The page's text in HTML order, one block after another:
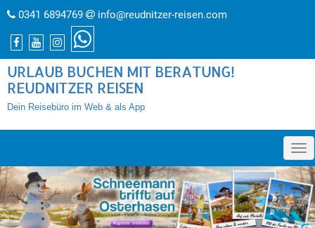
0341 6894769 info@reudnitzer-reisen.com
URLAUB BUCHEN MIT BERATUNG!
REUDNITZER REISEN
Dein Reisebüro im Web & als App
»